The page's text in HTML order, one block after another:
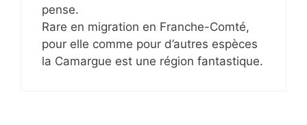
pense.
Rare en migration en Franche-Comté,
pour elle comme pour d’autres espèces
la Camargue est une région fantastique.